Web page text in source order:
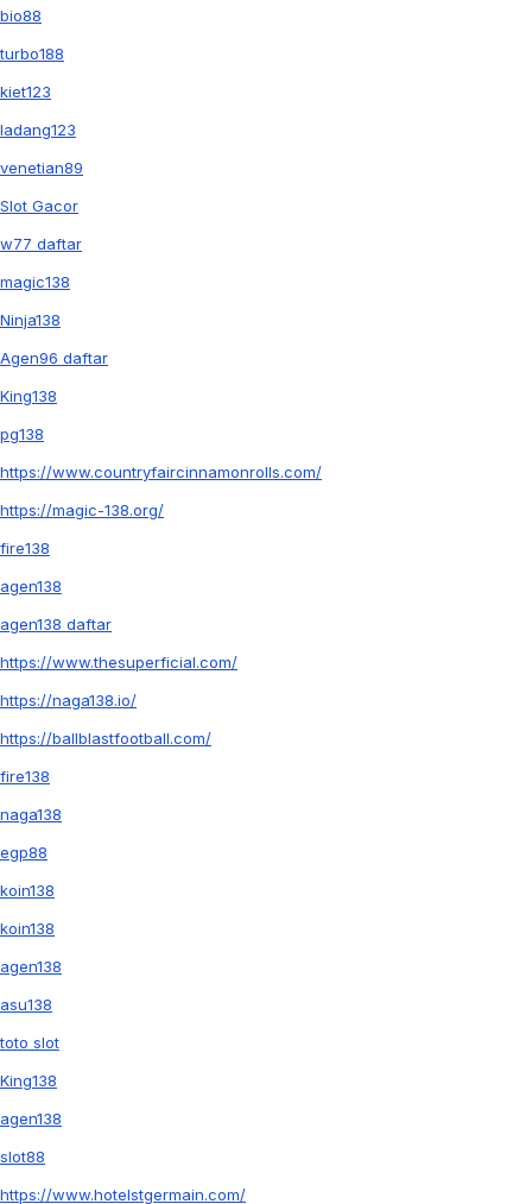
bio88
turbo188
kiet123
ladang123
venetian89
Slot Gacor
w77 daftar
magic138
Ninja138
Agen96 daftar
King138
pg138
https://www.countryfaircinnamonrolls.com/
https://magic-138.org/
fire138
agen138
agen138 daftar
https://www.thesuperficial.com/
https://naga138.io/
https://ballblastfootball.com/
fire138
naga138
egp88
koin138
koin138
agen138
asu138
toto slot
King138
agen138
slot88
https://www.hotelstgermain.com/